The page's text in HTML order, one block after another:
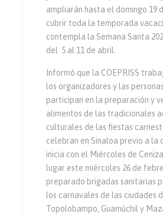
ampliarán hasta el domingo 19
cubrir toda la temporada
contempla la Semana Santa
del 5 al 11 de abril.
Informó que la COEPRISS
los organizadores y las
participan en la preparación y
alimentos de las tradicionales
culturales de las fiestas
celebran en Sinaloa previo a la
inicia con el Miércoles de
lugar este miércoles 26 de
preparado brigadas sanitarias
los carnavales de las ciudades
Topolobampo, Guamúchil y